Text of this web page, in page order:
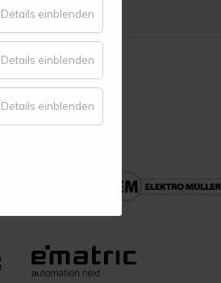
Details einblenden
Essenziell
Details einblenden
Komfort
Details einblenden
Statistik